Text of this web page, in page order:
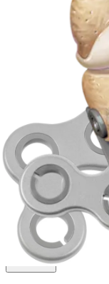
Cotovelo
Quadril
Cotovelo
vertebralImagem e
Educação médica
Educação médica
LocaisNossa equipe de
Corporativo